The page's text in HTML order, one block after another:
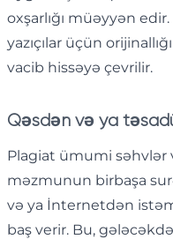
oxşarlığı müəyyən
yazıçılar üçün
vacib hissəyə çevrilir.
Qəsdən və ya
Plagiat ümumi səhvlər
məzmunun birbaşa
və ya İnternetdən
baş verir. Bu,